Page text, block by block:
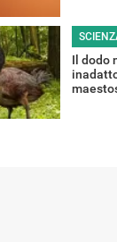
Il dodo